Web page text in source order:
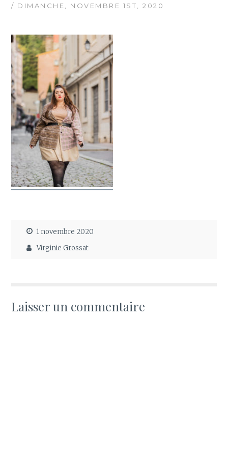
/ DIMANCHE, NOVEMBRE 1ST, 2020
1 novembre 2020
Virginie Grossat
Laisser un commentaire